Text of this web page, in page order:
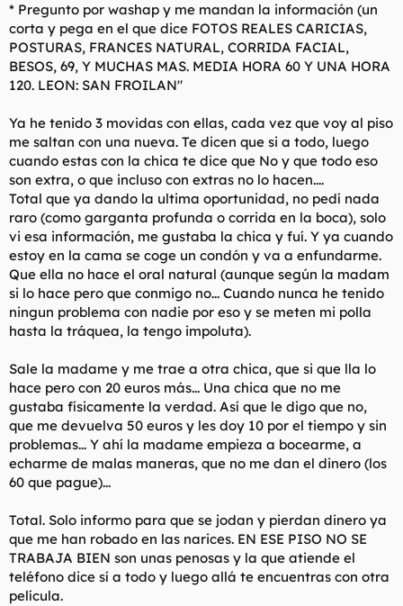
* Pregunto por washap y me mandan la información (un
corta y pega en el que dice FOTOS REALES CARICIAS,
POSTURAS, FRANCES NATURAL, CORRIDA FACIAL,
BESOS, 69, Y MUCHAS MAS. MEDIA HORA 60 Y UNA HORA
120. LEON: SAN FROILAN"
Ya he tenido 3 movidas con ellas, cada vez que voy al piso
me saltan con una nueva. Te dicen que si a todo, luego
cuando estas con la chica te dice que No y que todo eso
son extra, o que incluso con extras no lo hacen....
Total que ya dando la ultima oportunidad, no pedí nada
raro (como garganta profunda o corrida en la boca), solo
vi esa información, me gustaba la chica y fuí. Y ya cuando
estoy en la cama se coge un condón y va a enfundarme.
Que ella no hace el oral natural (aunque según la madam
si lo hace pero que conmigo no... Cuando nunca he tenido
ningun problema con nadie por eso y se meten mi polla
hasta la tráquea, la tengo impoluta).
Sale la madame y me trae a otra chica, que si que lla lo
hace pero con 20 euros más... Una chica que no me
gustaba físicamente la verdad. Así que le digo que no,
que me devuelva 50 euros y les doy 10 por el tiempo y sin
problemas... Y ahí la madame empieza a bocearme, a
echarme de malas maneras, que no me dan el dinero (los
60 que pague)...
Total. Solo informo para que se jodan y pierdan dinero ya
que me han robado en las narices. EN ESE PISO NO SE
TRABAJA BIEN son unas penosas y la que atiende el
teléfono dice sí a todo y luego allá te encuentras con otra
película.